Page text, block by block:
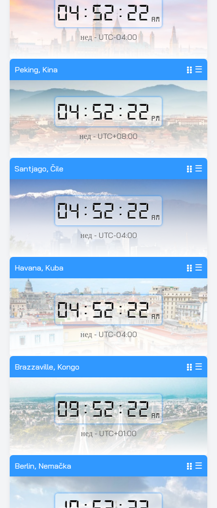
04:52:24 AM
нед - UTC-04:00
Peking, Kina ☰
04:52:24 PM
нед - UTC+08:00
Santjago, Čile ☰
04:52:24 AM
нед - UTC-04:00
Havana, Kuba ☰
04:52:24AM
нед - UTC-04:00
Brazzaville, Kongo ☰
09:52:24 AM
нед - UTC+01:00
Berlin, Nemačka ☰